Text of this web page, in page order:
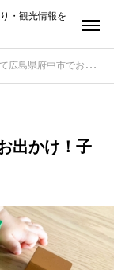
・観光情報を
お出かけ！子供の遊び場スポット6選
出かけ！子